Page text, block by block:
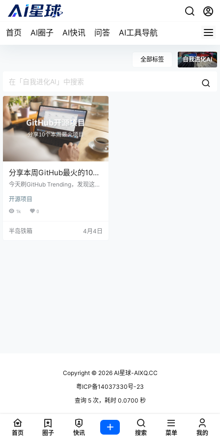
首页 AI圈子 AI快讯 问答 AI工具导航
全部标签 自我进化AI
分享本周GitHub最火的10个
项目，第3个让我眼前一亮
今天刷GitHub Trending，发现这周
跟你们分享一下。 说实话，这两年
GitHub上的AI项目越来越多，但真
有些是真的解决了痛点，有些是思
开源项目
1k 0
半岛铁箱 4月4日
Copyright © 2026AI星球-AIXQ.CC
粤ICP备14037330号-23
查询 5 次，耗时 0.0700 秒
首页 圈子 快讯 搜索 菜单 我的